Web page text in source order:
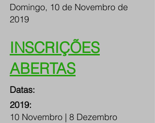
Domingo, 10 de Novembro de
2019
INSCRIÇÕES
ABERTAS
Datas:
2019:
10 Novembro | 8 Dezembro